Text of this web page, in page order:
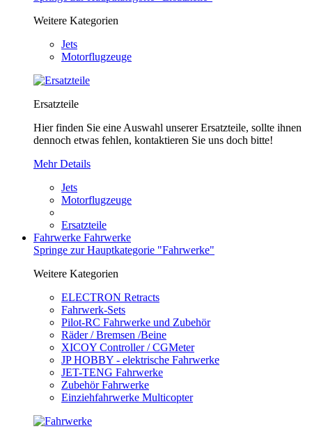
Weitere Kategorien
Jets
Motorflugzeuge
Ersatzteile
Hier finden Sie eine Auswahl unserer Ersatzteile, sollte ihnen
dennoch etwas fehlen, kontaktieren Sie uns doch bitte!
Mehr Details
Jets
Motorflugzeuge
Ersatzteile
Fahrwerke Fahrwerke
Springe zur Hauptkategorie "Fahrwerke"
Weitere Kategorien
ELECTRON Retracts
Fahrwerk-Sets
Pilot-RC Fahrwerke und Zubehör
Räder / Bremsen /Beine
XICOY Controller / CGMeter
JP HOBBY - elektrische Fahrwerke
JET-TENG Fahrwerke
Zubehör Fahrwerke
Einziehfahrwerke Multicopter